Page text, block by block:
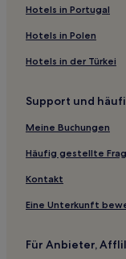
Hotels nahe
Hotels nahe Bigan-
Hotels nahe Yanshi
Hotels nahe
Hotels nahe Baiyun-
Pingyu Hotels
Bezirk Shaoling:
Hua Hotels
Hotels nahe Lutai-
Hotels in Portugal
Hotels in Polen
Hotels in der Türkei
Support und
Meine Buchungen
Häufig gestellte
Kontakt
Eine Unterkunft
Für Anbieter,